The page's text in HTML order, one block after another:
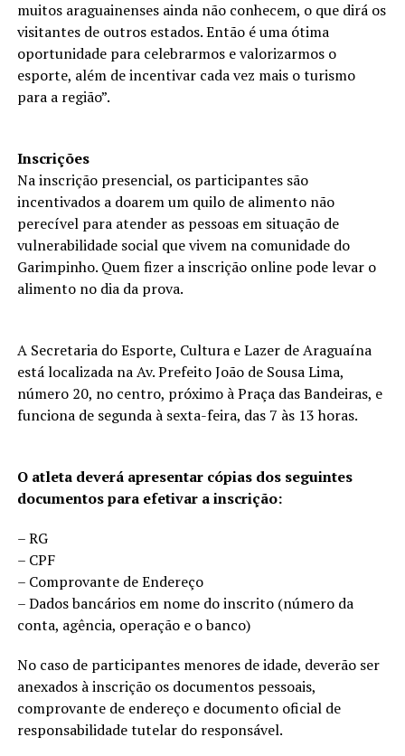
muitos araguainenses ainda não conhecem, o que dirá os
visitantes de outros estados. Então é uma ótima
oportunidade para celebrarmos e valorizarmos o
esporte, além de incentivar cada vez mais o turismo
para a região”.
Inscrições
Na inscrição presencial, os participantes são
incentivados a doarem um quilo de alimento não
perecível para atender as pessoas em situação de
vulnerabilidade social que vivem na comunidade do
Garimpinho. Quem fizer a inscrição online pode levar o
alimento no dia da prova.
A Secretaria do Esporte, Cultura e Lazer de Araguaína
está localizada na Av. Prefeito João de Sousa Lima,
número 20, no centro, próximo à Praça das Bandeiras, e
funciona de segunda à sexta-feira, das 7 às 13 horas.
O atleta deverá apresentar cópias dos seguintes
documentos para efetivar a inscrição:
– RG
– CPF
– Comprovante de Endereço
– Dados bancários em nome do inscrito (número da
conta, agência, operação e o banco)
No caso de participantes menores de idade, deverão ser
anexados à inscrição os documentos pessoais,
comprovante de endereço e documento oficial de
responsabilidade tutelar do responsável.